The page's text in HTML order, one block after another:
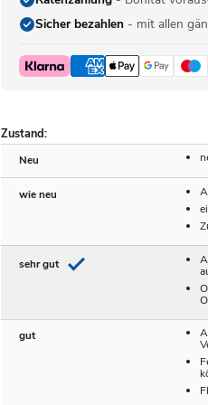
Sicher bezahlen- mit allen
Zustand:
Neu
wie neu
sehr gut
gut